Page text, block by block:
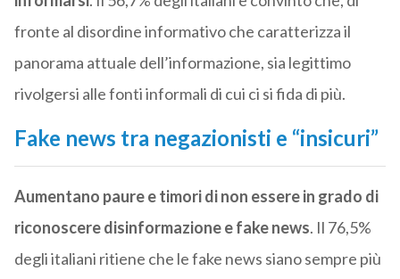
fronte al disordine informativo che caratterizza il
panorama attuale dell’informazione, sia legittimo
rivolgersi alle fonti informali di cui ci si fida di più.
Fake news tra negazionisti e “insicuri”
Aumentano paure e timori di non essere in grado di
riconoscere disinformazione e fake news. Il 76,5%
degli italiani ritiene che le fake news siano sempre più